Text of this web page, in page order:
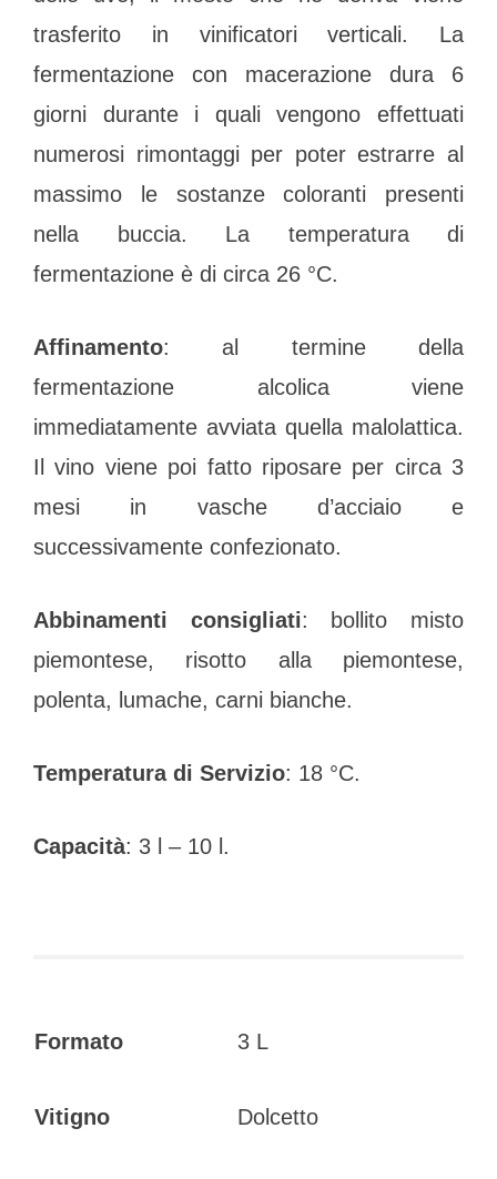
trasferito in vinificatori verticali. La
fermentazione con macerazione dura 6
giorni durante i quali vengono effettuati
numerosi rimontaggi per poter estrarre al
massimo le sostanze coloranti presenti
nella buccia. La temperatura di
fermentazione è di circa 26 °C.
Affinamento: al termine della
fermentazione alcolica viene
immediatamente avviata quella malolattica.
Il vino viene poi fatto riposare per circa 3
mesi in vasche d’acciaio e
successivamente confezionato.
Abbinamenti consigliati: bollito misto
piemontese, risotto alla piemontese,
polenta, lumache, carni bianche.
Temperatura di Servizio: 18 °C.
Capacità: 3 l – 10 l.
Formato 3 L
Vitigno Dolcetto